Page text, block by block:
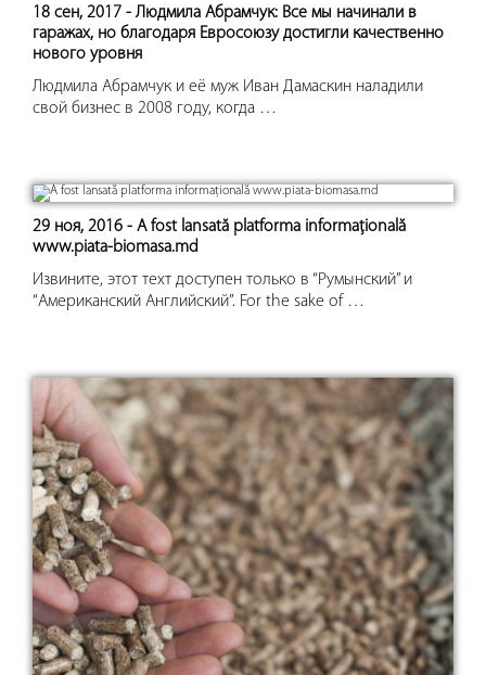
18 сен, 2017 - Людмила Абрамчук: Все мы начинали в
гаражах, но благодаря Евросоюзу достигли качественно
нового уровня
Людмила Абрамчук и её муж Иван Дамаскин наладили
свой бизнес в 2008 году, когда …
29 ноя, 2016 - A fost lansată platforma informaţională
www.piata-biomasa.md
Извините, этот техт доступен только в “Румынский” и
“Американский Английский”. For the sake of …